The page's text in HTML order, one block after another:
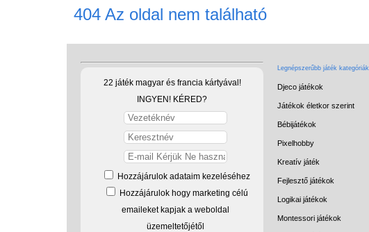
404 Az oldal nem található
22 játék magyar és francia kártyával!
INGYEN! KÉRED?
Hozzájárulok adataim kezeléséhez
Hozzájárulok hogy marketing célú
emaileket kapjak a weboldal
üzemeltetőjétől
Legnépszerűbb játék kategóriák
Djeco játékok
Játékok életkor szerint
Bébijátékok
Pixelhobby
Kreatív játék
Fejlesztő játékok
Logikai játékok
Montessori játékok